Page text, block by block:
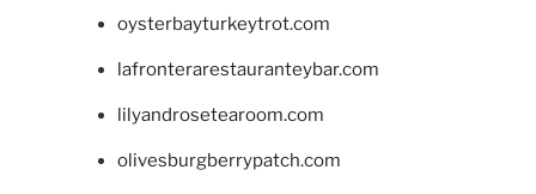
oysterbayturkeytrot.com
lafronterarestauranteybar.com
lilyandrosetearoom.com
olivesburgberrypatch.com